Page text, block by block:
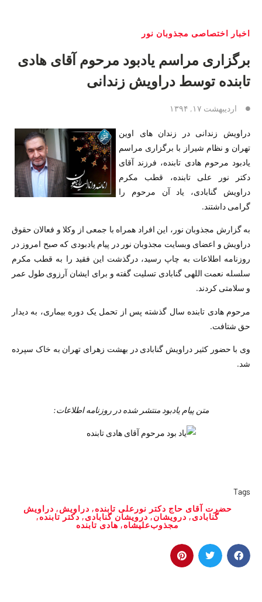
اخبار اختصاصی مجذوبان نور
برگزاری مراسم یادبود مرحوم آقای هادی
تابنده توسط دراویش زندانی
اردیبهشت ۱۷, ۱۳۹۴
دراویش زندانی در زندان های اوین
تهران و نظام شیراز با برگزاری مراسم
یادبود مرحوم هادی تابنده، فرزند آقای
دکتر نور علی تابنده، قطب مکرم
دراویش گنابادی، یاد آن مرحوم را
گرامی داشتند.
به گزارش مجذوبان نور، این افراد همراه با جمعی از وکلا و فعالان حقوق
دراویش و اعضای وبسایت مجذوبان نور در پیام یادبودی که صبح امروز در
روزنامه اطلاعات به چاپ رسید، درگذشت این فقید را به قطب مکرم
سلسله نعمت اللهی گنابادی تسلیت گفته و برای ایشان آرزوی طول عمر
و سلامتی کردند.
مرحوم هادی تابنده سال گذشته پس از تحمل یک دوره بیماری، به دیدار
حق شتافت.
وی با حضور کثیر دراویش گنابادی در بهشت زهرای تهران به خاک سپرده
شد.
متن پیام یادبود منتشر شده در روزنامه اطلاعات:
Tags
حضرت آقای حاج دکتر نورعلی تابنده, دراویش, دراویش
گنابادی, درویشان,درویشان گنابادی,دکتر تابنده,
مجذوب‌علیشاه, هادی تابنده